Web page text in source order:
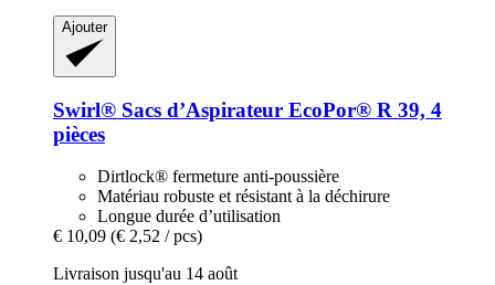
Ajouter
Swirl® Sacs d’Aspirateur EcoPor® R 39, 4
pièces
Dirtlock® fermeture anti-poussière
Matériau robuste et résistant à la déchirure
Longue durée d’utilisation
€ 10,09 (€ 2,52 / pcs)
Livraison jusqu'au 14 août